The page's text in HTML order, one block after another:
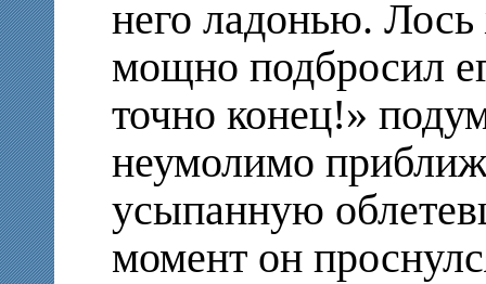
него ладонью.
мощно подбросил
точно конец!»
неумолимо
усыпанную
момент он